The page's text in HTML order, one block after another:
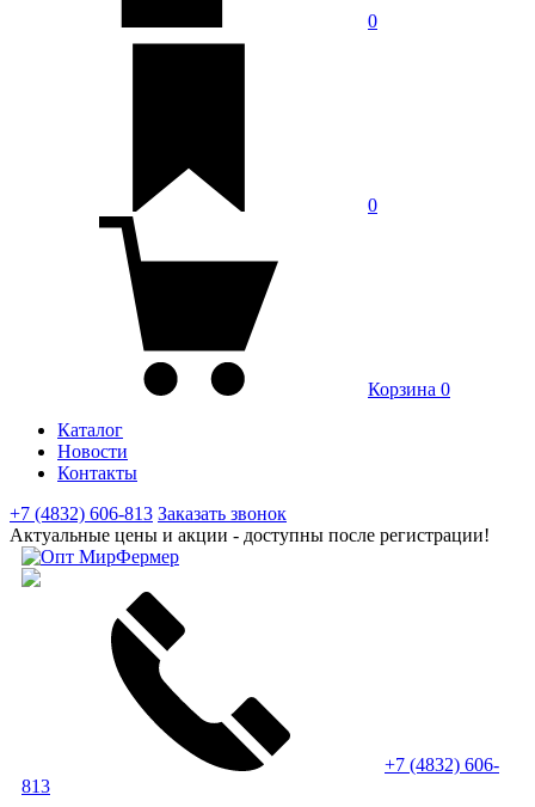
0
0
Корзина 0
Каталог
Новости
Контакты
+7 (4832) 606-813 Заказать звонок
Актуальные цены и акции - доступны после регистрации!
+7 (4832) 606-
813